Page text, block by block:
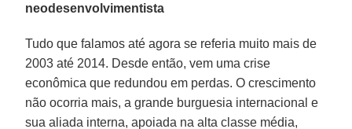
neodesenvolvimentista
Tudo que falamos até agora se referia muito mais de
2003 até 2014. Desde então, vem uma crise
econômica que redundou em perdas. O crescimento
não ocorria mais, a grande burguesia internacional e
sua aliada interna, apoiada na alta classe média,